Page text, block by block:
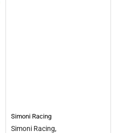
Simoni Racing
Simoni Racing,